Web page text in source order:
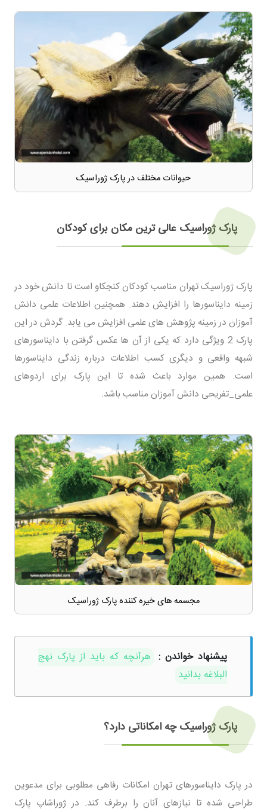
حیوانات مختلف در پارک ژوراسیک
پارک ژوراسیک عالی ترین مکان برای کودکان
پارک ژوراسیک تهران مناسب کودکان کنجکاو است تا دانش خود در
زمینه دایناسورها را افزایش دهند. همچنین اطلاعات علمی دانش
آموزان در زمینه پژوهش های علمی افزایش می یابد. گردش در این
پارک 2 ویژگی دارد که یکی از آن ها عکس گرفتن با دایناسورهای
شبهه واقعی و دیگری کسب اطلاعات درباره زندگی دایناسورها
است. همین موارد باعث شده تا این پارک برای اردوهای
علمی_تفریحی دانش آموزان مناسب باشد.
مجسمه های خیره کننده پارک ژوراسیک
پیشنهاد خواندن : هرآنچه که باید از پارک نهج
البلاغه بدانید
پارک ژوراسیک چه امکاناتی دارد؟
در پارک دایناسورهای تهران امکانات رفاهی مطلوبی برای مدعوین
طراحی شده تا نیازهای آنان را برطرف کند. در ژوراشاپ پارک